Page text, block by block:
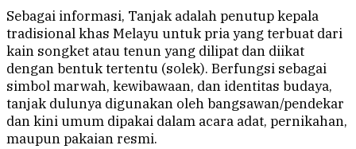
Sebagai informasi, Tanjak adalah penutup kepala
tradisional khas Melayu untuk pria yang terbuat dari
kain songket atau tenun yang dilipat dan diikat
dengan bentuk tertentu (solek). Berfungsi sebagai
simbol marwah, kewibawaan, dan identitas budaya,
tanjak dulunya digunakan oleh bangsawan/pendekar
dan kini umum dipakai dalam acara adat, pernikahan,
maupun pakaian resmi.